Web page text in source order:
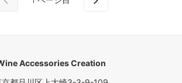
Accessories Creation